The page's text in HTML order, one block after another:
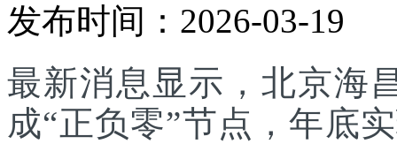
发布时间：2026-03-19
最新消息显示，北京海
成“正负零”节点，年底